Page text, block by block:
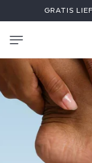
INHALT
EIN